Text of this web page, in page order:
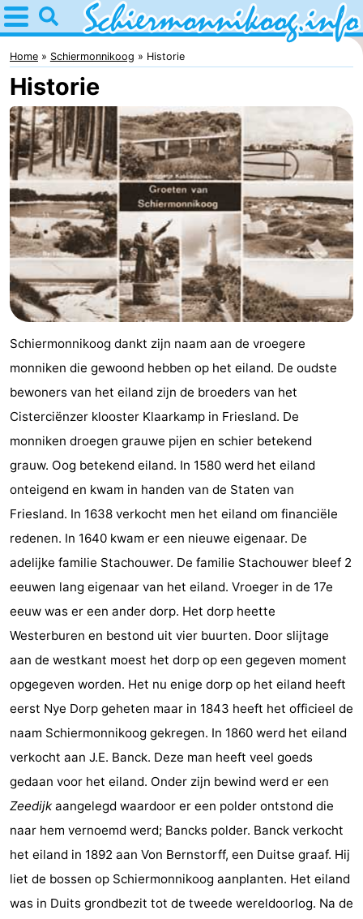
Home
Schiermonnikoog
Tips
Voor
kinderen
Nationaal
Park
Waddeneilanden
Waddenzee
Historie
Overnachten
Appartementen
Noderstraun
-
Schierduin
Vitamaris
Campings
Vakantiehuizen
Resort
-
minutes
Strand
&
Bezienswaardigheden
Musea
-
Monumenten
Home Schiermonnikoog Historie
Historie
Schiermonnikoog dankt zijn naam aan de vroegere
monniken die gewoond hebben op het eiland. De oudste
bewoners van het eiland zijn de broeders van het
Cisterciënzer klooster Klaarkamp in Friesland. De
monniken droegen grauwe pijen en schier betekend
grauw. Oog betekend eiland. In 1580 werd het eiland
onteigend en kwam in handen van de Staten van
Friesland. In 1638 verkocht men het eiland om financiële
redenen. In 1640 kwam er een nieuwe eigenaar. De
adelijke familie Stachouwer. De familie Stachouwer bleef 2
eeuwen lang eigenaar van het eiland. Vroeger in de 17e
eeuw was er een ander dorp. Het dorp heette
Westerburen en bestond uit vier buurten. Door slijtage
aan de westkant moest het dorp op een gegeven moment
opgegeven worden. Het nu enige dorp op het eiland heeft
eerst Nye Dorp geheten maar in 1843 heeft het officieel de
naam Schiermonnikoog gekregen. In 1860 werd het eiland
verkocht aan J.E. Banck. Deze man heeft veel goeds
gedaan voor het eiland. Onder zijn bewind werd er een
Zeedijk aangelegd waardoor er een polder ontstond die
naar hem vernoemd werd; Bancks polder. Banck verkocht
het eiland in 1892 aan Von Bernstorff, een Duitse graaf. Hij
liet de bossen op Schiermonnikoog aanplanten. Het eiland
was in Duits grondbezit tot de tweede wereldoorlog. Na de